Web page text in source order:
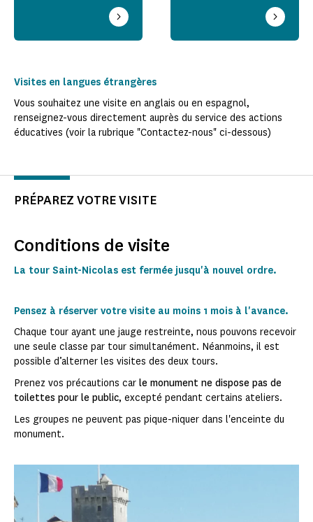
Visites en langues étrangères
Vous souhaitez une visite en anglais ou en espagnol,
renseignez-vous directement auprès du service des actions
éducatives (voir la rubrique "Contactez-nous" ci-dessous)
PRÉPAREZ VOTRE VISITE
Conditions de visite
La tour Saint-Nicolas est fermée jusqu'à nouvel ordre.
Pensez à réserver votre visite au moins 1 mois à l'avance.
Chaque tour ayant une jauge restreinte, nous pouvons recevoir
une seule classe par tour simultanément. Néanmoins, il est
possible d’alterner les visites des deux tours.
Prenez vos précautions car le monument ne dispose pas de
toilettes pour le public, excepté pendant certains ateliers.
Les groupes ne peuvent pas pique-niquer dans l'enceinte du
monument.